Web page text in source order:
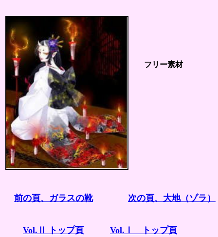
フリー素材
前の頁、ガラスの靴 次の頁、大地（ゾラ）
Vol.Ⅱ トップ頁 Vol.Ⅰ トップ頁